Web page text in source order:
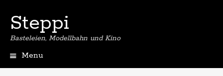
Steppi
Basteleien, Modellbahn und Kino
Menu